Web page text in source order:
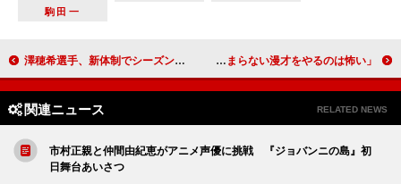
駒田一
澤穂希選手、新体制でシーズン開幕に期待 菊川怜、プライベートでの出会いに「準備は万端」 アンタッチャブル柴田、コンビ不仲説を否定 「つまらない漫才をやるのは怖い」
関連ニュース RELATED NEWS
市村正親と仲間由紀恵がアニメ声優に挑戦 『ジョバンニの島』初
日舞台あいさつ